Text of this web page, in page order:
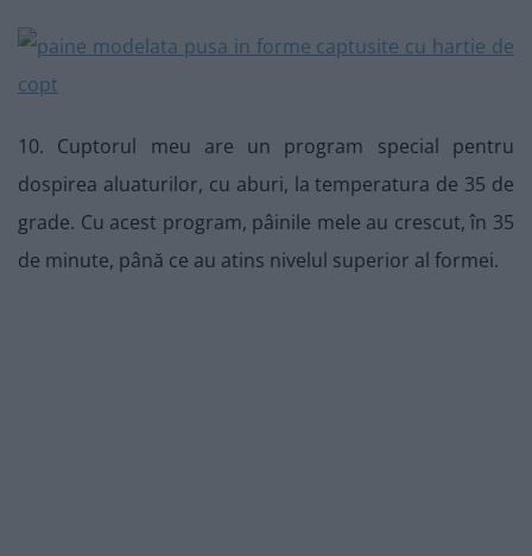
10. Cuptorul meu are un program special pentru
dospirea aluaturilor, cu aburi, la temperatura de 35 de
grade. Cu acest program, pâinile mele au crescut, în 35
de minute, până ce au atins nivelul superior al formei.